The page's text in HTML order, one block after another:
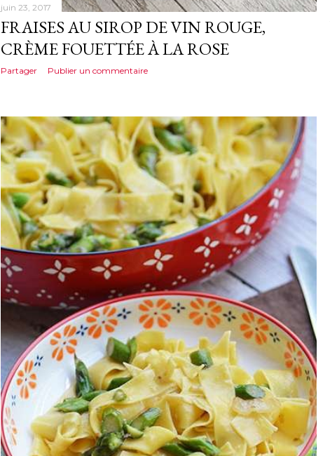
juin 23, 2017
FRAISES AU SIROP DE VIN ROUGE,
CRÈME FOUETTÉE À LA ROSE
Partager Publier un commentaire